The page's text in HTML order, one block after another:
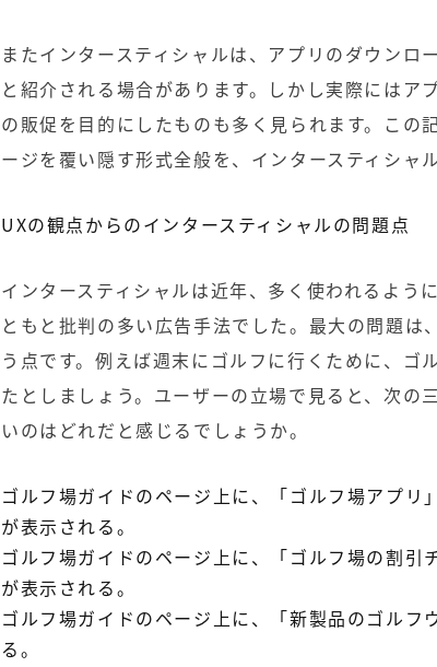
またインタースティシャルは、アプリのダウンロ
と紹介される場合があります。しかし実際にはア
の販促を目的にしたものも多く見られます。この
ージを覆い隠す形式全般を、インタースティシャ
UXの観点からのインタースティシャルの問題点
インタースティシャルは近年、多く使われるよう
ともと批判の多い広告手法でした。最大の問題は
う点です。例えば週末にゴルフに行くために、ゴ
たとしましょう。ユーザーの立場で見ると、次の
いのはどれだと感じるでしょうか。
ゴルフ場ガイドのページ上に、「ゴルフ場アプリ
が表示される。
ゴルフ場ガイドのページ上に、
「ゴルフ場の割
が表示される。
ゴルフ場ガイドのページ上に、
「新製品のゴル
る。